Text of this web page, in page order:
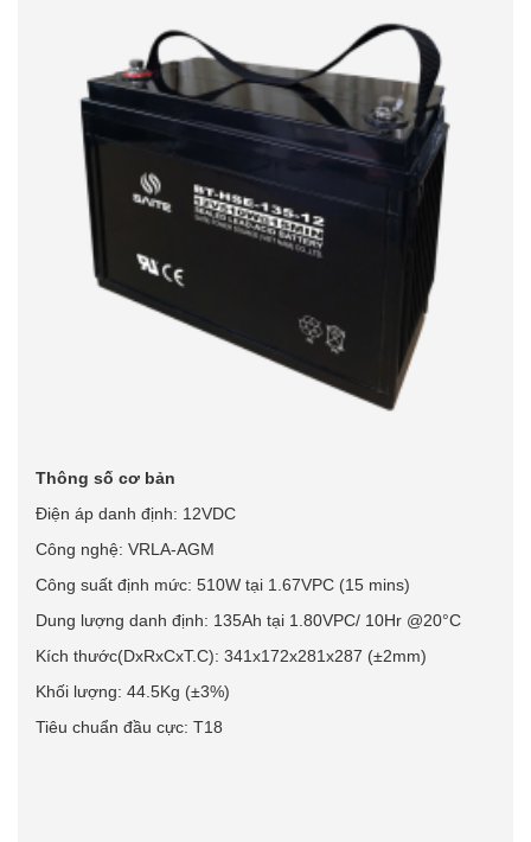
Thông số cơ bản
Điện áp danh định: 12VDC
Công nghệ: VRLA-AGM
Công suất định mức: 510W tại 1.67VPC (15 mins)
Dung lượng danh định: 135Ah tại 1.80VPC/ 10Hr @20°C
Kích thước(DxRxCxT.C): 341x172x281x287 (±2mm)
Khối lượng: 44.5Kg (±3%)
Tiêu chuẩn đầu cực: T18